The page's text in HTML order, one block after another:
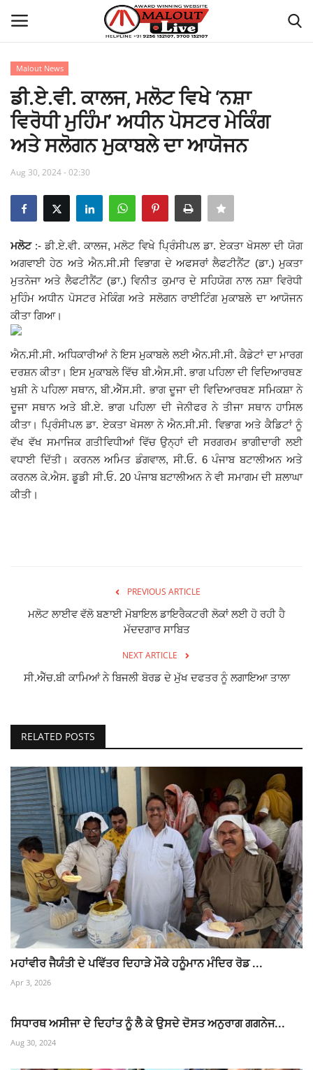
Home
How to Reach Malout
Malout News
History of Malout
Giddarbaha
Railway Time Table
Lambi
Sri Muktsar Sahib News
Punjab
Malout News
ਡੀ.ਏ.ਵੀ. ਕਾਲਜ, ਮਲੋਟ ਵਿਖੇ ‘ਨਸ਼ਾ
ਵਿਰੋਧੀ ਮੁਹਿੰਮ’ ਅਧੀਨ ਪੋਸਟਰ ਮੇਕਿੰਗ
ਅਤੇ ਸਲੋਗਨ ਮੁਕਾਬਲੇ ਦਾ ਆਯੋਜਨ
Aug 30, 2024 - 02:30
ਮਲੋਟ:- ਡੀ.ਏ.ਵੀ. ਕਾਲਜ, ਮਲੋਟ ਵਿਖੇ ਪ੍ਰਿੰਸੀਪਲ ਡਾ. ਏਕਤਾ ਖੋਸਲਾ ਦੀ ਯੋਗ
ਅਗਵਾਈ ਹੇਠ ਅਤੇ ਐਨ.ਸੀ.ਸੀ ਵਿਭਾਗ ਦੇ ਅਫਸਰਾਂ ਲੈਫਟੀਨੈਂਟ (ਡਾ.) ਮੁਕਤਾ
ਮੁਤਨੇਜਾ ਅਤੇ ਲੈਫਟੀਨੈਂਟ (ਡਾ.) ਵਿਨੀਤ ਕੁਮਾਰ ਦੇ ਸਹਿਯੋਗ ਨਾਲ ਨਸ਼ਾ ਵਿਰੋਧੀ
ਮੁਹਿੰਮ ਅਧੀਨ ਪੋਸਟਰ ਮੇਕਿੰਗ ਅਤੇ ਸਲੋਗਨ ਰਾਈਟਿੰਗ ਮੁਕਾਬਲੇ ਦਾ ਆਯੋਜਨ
ਕੀਤਾ ਗਿਆ।
ਐਨ.ਸੀ.ਸੀ. ਅਧਿਕਾਰੀਆਂ ਨੇ ਇਸ ਮੁਕਾਬਲੇ ਲਈ ਐਨ.ਸੀ.ਸੀ. ਕੈਡੇਟਾਂ ਦਾ ਮਾਰਗ
ਦਰਸ਼ਨ ਕੀਤਾ। ਇਸ ਮੁਕਾਬਲੇ ਵਿੱਚ ਬੀ.ਐਸ.ਸੀ. ਭਾਗ ਪਹਿਲਾ ਦੀ ਵਿਦਿਆਰਥਣ
ਖੁਸ਼ੀ ਨੇ ਪਹਿਲਾ ਸਥਾਨ, ਬੀ.ਐੱਸ.ਸੀ. ਭਾਗ ਦੂਜਾ ਦੀ ਵਿਦਿਆਰਥਣ ਸਮਿਕਸ਼ਾ ਨੇ
ਦੂਜਾ ਸਥਾਨ ਅਤੇ ਬੀ.ਏ. ਭਾਗ ਪਹਿਲਾ ਦੀ ਜੇਨੀਫਰ ਨੇ ਤੀਜਾ ਸਥਾਨ ਹਾਸਿਲ
ਕੀਤਾ। ਪ੍ਰਿੰਸੀਪਲ ਡਾ. ਏਕਤਾ ਖੋਸਲਾ ਨੇ ਐਨ.ਸੀ.ਸੀ. ਵਿਭਾਗ ਅਤੇ ਕੈਡਿਟਾਂ ਨੂੰ
ਵੱਖ ਵੱਖ ਸਮਾਜਿਕ ਗਤੀਵਿਧੀਆਂ ਵਿੱਚ ਉਨ੍ਹਾਂ ਦੀ ਸਰਗਰਮ ਭਾਗੀਦਾਰੀ ਲਈ
ਵਧਾਈ ਦਿੱਤੀ। ਕਰਨਲ ਅਮਿਤ ਡੰਗਵਾਲ, ਸੀ.ਓ. 6 ਪੰਜਾਬ ਬਟਾਲੀਅਨ ਅਤੇ
ਕਰਨਲ ਕੇ.ਐਸ. ਡੂਡੀ ਸੀ.ਓ. 20 ਪੰਜਾਬ ਬਟਾਲੀਅਨ ਨੇ ਵੀ ਸਮਾਗਮ ਦੀ ਸ਼ਲਾਘਾ
ਕੀਤੀ।
PREVIOUS ARTICLE
ਮਲੋਟ ਲਾਈਵ ਵੱਲੋ ਬਣਾਈ ਮੋਬਾਇਲ ਡਾਇਰੈਕਟਰੀ ਲੋਕਾਂ ਲਈ ਹੋ ਰਹੀ ਹੈ
ਮੱਦਦਗਾਰ ਸਾਬਿਤ
NEXT ARTICLE
ਸੀ.ਐੱਚ.ਬੀ ਕਾਮਿਆਂ ਨੇ ਬਿਜਲੀ ਬੋਰਡ ਦੇ ਮੁੱਖ ਦਫਤਰ ਨੂੰ ਲਗਾਇਆ ਤਾਲਾ
RELATED POSTS
ਮਹਾਂਵੀਰ ਜੈਯੰਤੀ ਦੇ ਪਵਿੱਤਰ ਦਿਹਾੜੇ ਮੌਕੇ ਹਨੂੰਮਾਨ ਮੰਦਿਰ ਰੋਡ ...
Apr 3, 2026
ਸਿਧਾਰਥ ਅਸੀਜਾ ਦੇ ਦਿਹਾਂਤ ਨੂੰ ਲੈ ਕੇ ਉਸਦੇ ਦੋਸਤ ਅਨੁਰਾਗ ਗਗਨੇਜ...
Aug 30, 2024